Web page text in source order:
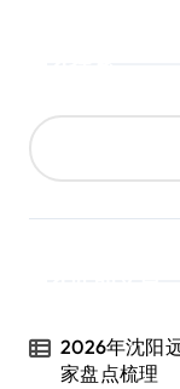
2026年沈阳
家盘点梳理